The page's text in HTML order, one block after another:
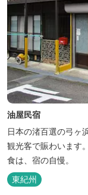
油屋民宿
日本の渚百選の弓ヶ
観光客で賑わいます
食は、宿の自慢。
東紀州